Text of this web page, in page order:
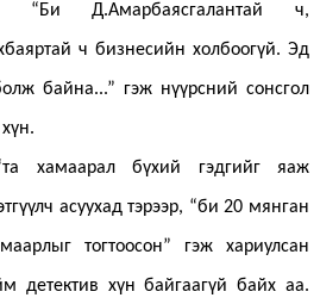
“Би Д.Амарбаясгалантай ч,
ч бизнесийн холбоогүй. Эд
байна...” гэж нүүрсний сонсгол
хамаарал бүхий гэдгийг яаж
асуухад тэрээр, “би 20 мянган
тогтоосон” гэж хариулсан
детектив хүн байгаагүй байх аа.